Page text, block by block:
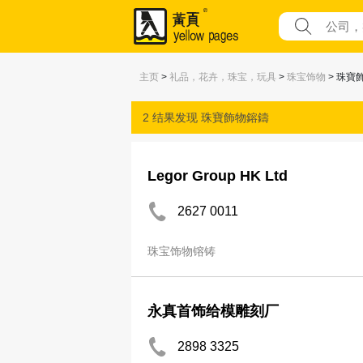
主页 > 礼品，花卉，珠宝，玩具 > 珠宝饰物 > 珠寶
2 结果发现 珠寶飾物鎔鑄
Legor Group HK Ltd
2627 0011
珠宝饰物镕铸
永真首饰给模雕刻厂
2898 3325